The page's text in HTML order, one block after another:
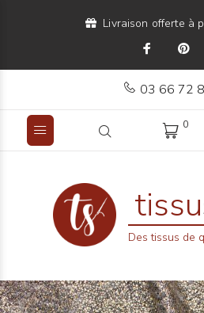
Livraison offerte à
03 66 72
0
tissu
Des tissus de